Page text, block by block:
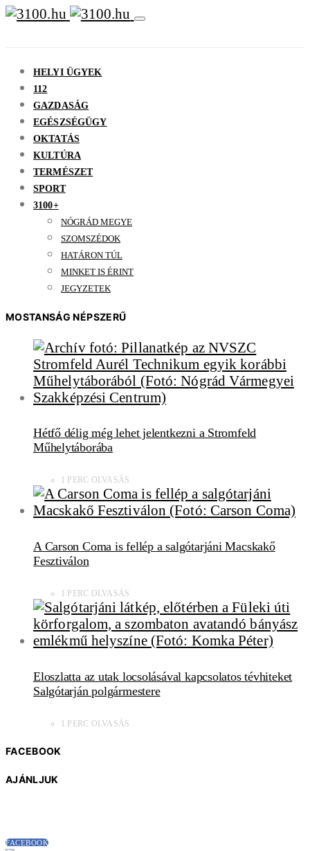
HELYI ÜGYEK
112
GAZDASÁG
EGÉSZSÉGÜGY
OKTATÁS
KULTÚRA
TERMÉSZET
SPORT
3100+
NÓGRÁD MEGYE
SZOMSZÉDOK
HATÁRON TÚL
MINKET IS ÉRINT
JEGYZETEK
MOSTANSÁG NÉPSZERŰ
Hétfő délig még lehet jelentkezni a Stromfeld
Műhelytáborába
1 PERC OLVASÁS
A Carson Coma is fellép a salgótarjáni Macskakő
Fesztiválon
1 PERC OLVASÁS
Eloszlatta az utak locsolásával kapcsolatos tévhiteket
Salgótarján polgármestere
1 PERC OLVASÁS
FACEBOOK
AJÁNLJUK
FACEBOOK